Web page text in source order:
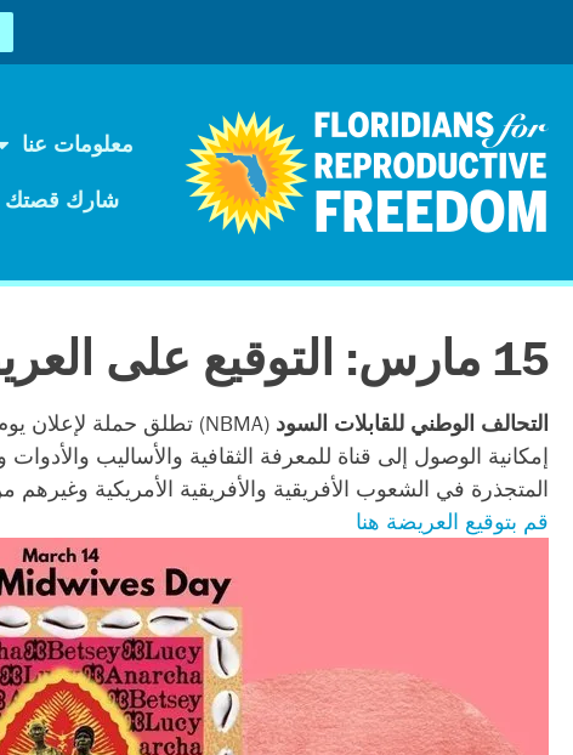
معلومات عنا
شارك قصتك
15 مارس: التوقيع على العريضة: إنشاء يوم للقابلات السود
التحالف الوطني للقابلات السود (NBMA) تطلق حملة لإعلان يوم 14 مارس يومًا للقابلات السود.
إمكانية الوصول إلى قناة للمعرفة الثقافية والأساليب
المتجذرة في الشعوب الأفريقية والأفريقية الأمريكية وغيرهم
قم بتوقيع العريضة هنا